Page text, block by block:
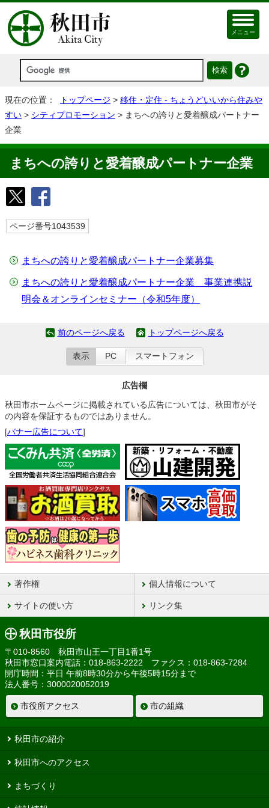
メニュー
現在の位置： トップページ > 移住・定住 - ちょうどいいから住みや
すい > シティプロモーション > まちへの誇りと愛着醸成パートナー
企業
まちへの誇りと愛着醸成パートナー企業
ページ番号1043539
まちへの誇りと愛着醸成パートナー企業募集
まちへの誇りと愛着醸成パートナー企業 事業連携説
明会＆オンラインセミナー（令和5年度）
前のページへ戻る トップページへ戻る
表示 PC スマートフォン
広告欄
秋田市ホームページに掲載されている広告については、秋田市がそ
の内容を保証するものではありません。
[バナー広告について]
著作権 個人情報について
サイトの使い方 リンク集
秋田市役所
〒010-8560 秋田市山王一丁目1番1号
秋田市窓口案内電話：018-863-2222 ファクス：018-863-7284
開庁時間：平日 午前8時30分から午後5時15分まで
法人番号：3000020052019
市役所アクセス 市の組織
秋田市の紹介
秋田市へのアクセス
まちづくり